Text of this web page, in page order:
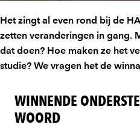
Het zingt al even rond bij de
zetten veranderingen in gang.
dat doen? Hoe maken ze het
studie? We vragen het de
WINNENDE
WOORD